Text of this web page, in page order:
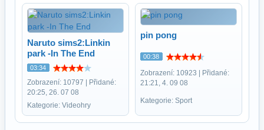
Naruto sims2:Linkin
park -In The End
03:34
Zobrazení: 10797 | Přidané:
20:25, 26. 07 08
Kategorie: Videohry
pin pong
00:38
Zobrazení: 10923 | Přidané:
21:21, 4. 09 08
Kategorie: Sport